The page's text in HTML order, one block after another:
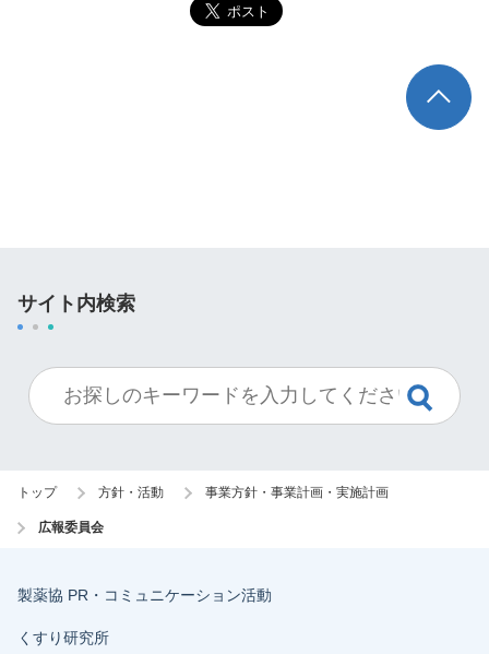
TOP
サイト内検索
トップ 方針・活動 事業方針・事業計画・実施計画
広報委員会
製薬協 PR・コミュニケーション活動
くすり研究所